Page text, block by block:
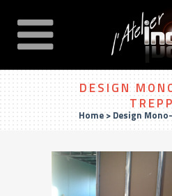
DESIGN
Home> Design